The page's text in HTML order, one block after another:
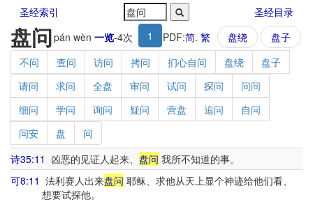
圣经索引 圣经目录
盘问pán wèn 一览-4次 1 PDF:简. 繁 盘绕
盘子
不问
查问 访问 拷问 扪心自问 盘绕
盘子
请问
求问 全盘 审问 试问 探问
问问
细问
学问 询问 疑问 营盘 追问
自问
问安
盘
问
诗35:11 凶恶的见证人起来、 盘问 我所不知道的事。
可8:11 法利赛人出来盘问 耶稣、求他从天上显个神迹给他们看、
想要试探他。